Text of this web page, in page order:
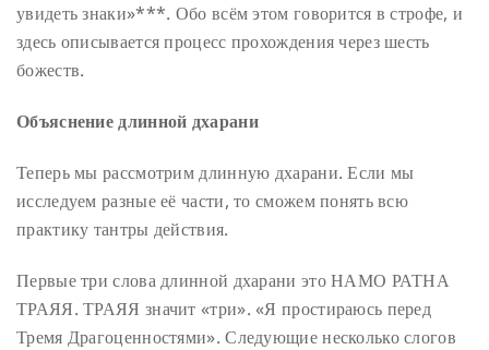
увидеть знаки»***. Обо всём этом говорится в строфе, и
здесь описывается процесс прохождения через шесть
божеств.
Объяснение длинной дхарани
Теперь мы рассмотрим длинную дхарани. Если мы
исследуем разные её части, то сможем понять всю
практику тантры действия.
Первые три слова длинной дхарани это НАМО РАТНА
ТРАЯЯ. ТРАЯЯ значит «три». «Я простираюсь перед
Тремя Драгоценностями». Следующие несколько слогов